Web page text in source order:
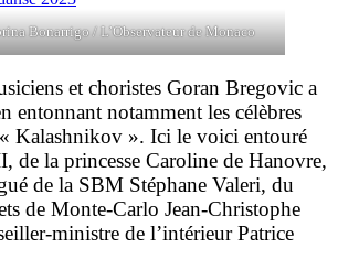
Bonarrigo / L’Observateur de Monaco
et choristes Goran Bregovic a
entonnant notamment les célèbres
Kalashnikov ». Ici le voici entouré
de la princesse Caroline de Hanovre,
de la SBM Stéphane Valeri, du
de Monte-Carlo Jean-Christophe
ministre de l’intérieur Patrice